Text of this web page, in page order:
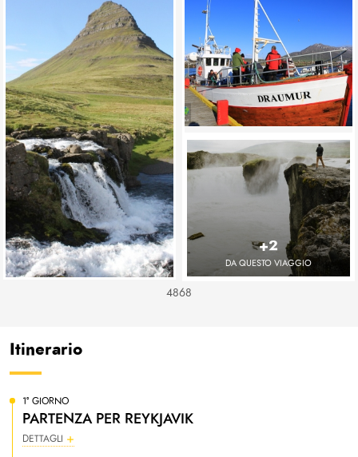
+2
DA QUESTO VIAGGIO
4868
Itinerario
1° GIORNO
PARTENZA PER REYKJAVIK
DETTAGLI